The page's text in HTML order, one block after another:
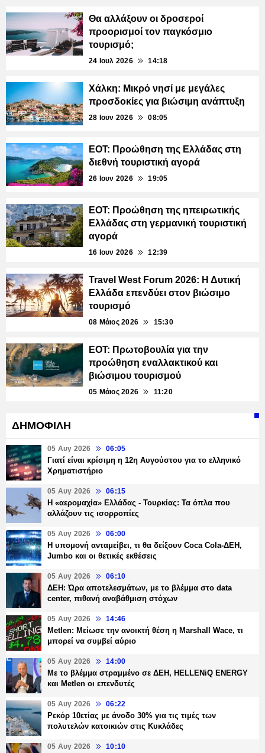
Θα αλλάξουν οι δροσεροί
προορισμοί τον παγκόσμιο
τουρισμό;
24 Ιουλ 2026 14:18
Χάλκη: Μικρό νησί με μεγάλες
προσδοκίες για βιώσιμη ανάπτυξη
28 Ιουν 2026 08:05
ΕΟΤ: Προώθηση της Ελλάδας στη
διεθνή τουριστική αγορά
26 Ιουν 2026 19:05
ΕΟΤ: Προώθηση της ηπειρωτικής
Ελλάδας στη γερμανική τουριστική
αγορά
16 Ιουν 2026 12:39
Travel West Forum 2026: Η Δυτική
Ελλάδα επενδύει στον βιώσιμο
τουρισμό
08 Μάιος 2026 15:30
ΕΟΤ: Πρωτοβουλία για την
προώθηση εναλλακτικού και
βιώσιμου τουρισμού
05 Μάιος 2026 11:20
ΔΗΜΟΦΙΛΗ
05 Αυγ 2026 06:05
Γιατί είναι κρίσιμη η 12η Αυγούστου για το ελληνικό
Χρηματιστήριο
05 Αυγ 2026 06:15
Η «αερομαχία» Ελλάδας - Τουρκίας: Τα όπλα που
αλλάζουν τις ισορροπίες
05 Αυγ 2026 06:00
Η υπομονή ανταμείβει, τι θα δείξουν Coca Cola-ΔΕΗ,
Jumbo και οι θετικές εκθέσεις
05 Αυγ 2026 06:10
ΔΕΗ: Ώρα αποτελεσμάτων, με το βλέμμα στο data
center, πιθανή αναβάθμιση στόχων
05 Αυγ 2026 14:46
Metlen: Μείωσε την ανοικτή θέση η Marshall Wace, τι
μπορεί να συμβεί αύριο
05 Αυγ 2026 14:00
Με το βλέμμα στραμμένο σε ΔΕΗ, HELLENiQ ENERGY
και Metlen οι επενδυτές
05 Αυγ 2026 06:22
Ρεκόρ 10ετίας με άνοδο 30% για τις τιμές των
πολυτελών κατοικιών στις Κυκλάδες
05 Αυγ 2026 10:10